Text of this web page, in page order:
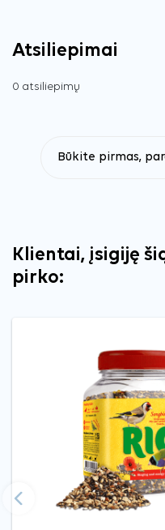
Atsiliepimai
0 atsiliepimų
Būkite pirmas,
Klientai, įsigiję
pirko:
Ankstesnis